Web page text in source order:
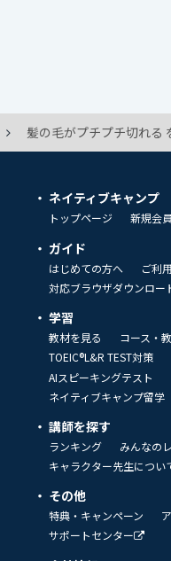
髪の毛がプチプチ切れる
ネイティブキャンプ
トップページ 新規会
ガイド
はじめての方へ ご利
対応ブラウザダウンロー
学習
教材を見る コース・
TOEIC®L&R TEST対策
AIスピーキングテスト
ネイティブキャンプ留学
講師を探す
ランキング みんなの
キャラクター先生につい
その他
特典・キャンペーン
サポートセンター